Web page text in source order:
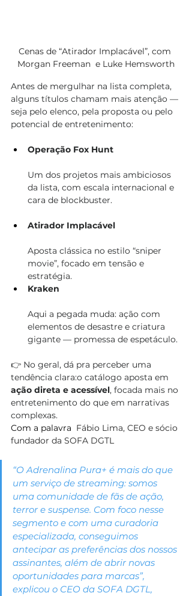
Cenas de “Atirador Implacável”, com
Morgan Freeman  e Luke Hemsworth
Antes de mergulhar na lista completa,
alguns títulos chamam mais atenção —
seja pelo elenco, pela proposta ou pelo
potencial de entretenimento:
Operação Fox Hunt
Um dos projetos mais ambiciosos
da lista, com escala internacional e
cara de blockbuster.
Atirador Implacável
Aposta clássica no estilo “sniper
movie”, focado em tensão e
estratégia.
Kraken
Aqui a pegada muda: ação com
elementos de desastre e criatura
gigante — promessa de espetáculo.
👉 No geral, dá pra perceber uma
tendência clara:o catálogo aposta em
ação direta e acessível, focada mais no
entretenimento do que em narrativas
complexas.
Com a palavra Fábio Lima, CEO e sócio
fundador da SOFA DGTL
“O Adrenalina Pura+ é mais do que
um serviço de streaming: somos
uma comunidade de fãs de ação,
terror e suspense. Com foco nesse
segmento e com uma curadoria
especializada, conseguimos
antecipar as preferências dos nossos
assinantes, além de abrir novas
oportunidades para marcas”,
explicou o CEO da SOFA DGTL,